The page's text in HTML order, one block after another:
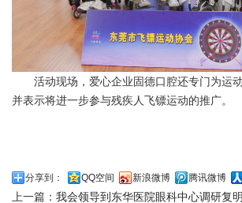
活动现场，爱心企业固德口腔还专门为运动
并表示将进一步参与残疾人飞镖运动的推广。
分享到： QQ空间 新浪微博 腾讯微博
上一篇： 我会领导到东华医院眼科中心调研复